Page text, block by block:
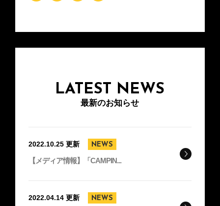
LATEST NEWS
最新のお知らせ
2022.10.25 更新 NEWS
【メディア情報】「CAMPIN...
2022.04.14 更新 NEWS